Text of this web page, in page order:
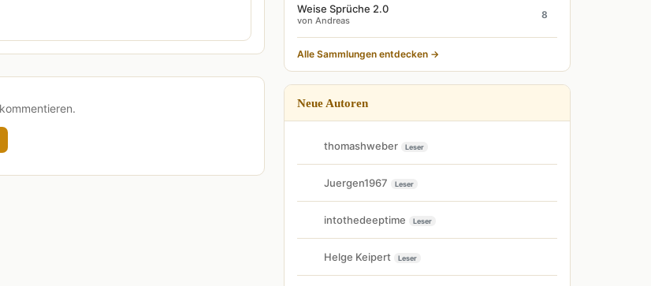
Weise Sprüche 2.0
von Andreas
8
Alle Sammlungen entdecken →
Neue Autoren
thomashweber Leser
Juergen1967 Leser
intothedeeptime Leser
Helge Keipert Leser